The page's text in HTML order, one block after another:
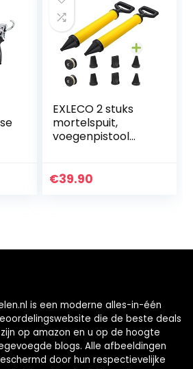
EXLECO 2 stuks
mortelspuit,
voegenpistool
accessoires,
reservekolven
€39.90
is een moderne alles-in-één
die de beste deals
op amazon en u op de hoogte
blogs. Alle afbeeldingen
door hun respectievelijke